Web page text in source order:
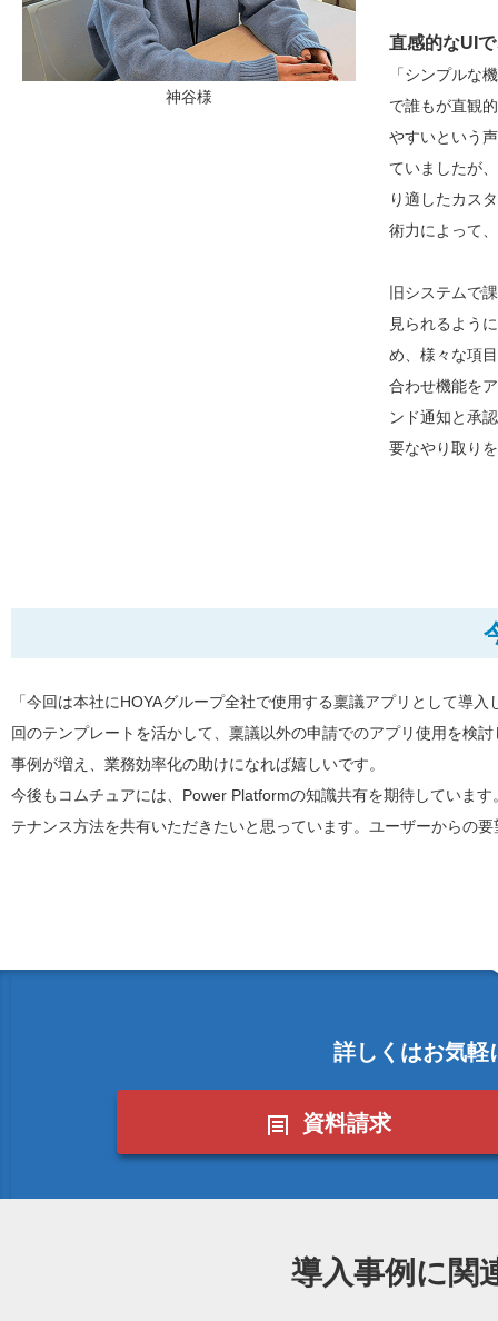
神谷様
直感的なUI
「シンプルな
で誰もが直観
やすいという
ていましたが
り適したカス
術力によって
旧システムで
見られるよう
め、様々な項
合わせ機能を
ンド通知と承
要なやり取り
「今回は本社にHOYAグループ全社で使用する稟議アプリとして導
回のテンプレートを活かして、稟議以外の申請でのアプリ使用を検
事例が増え、業務効率化の助けになれば嬉しいです。
今後もコムチュアには、Power Platformの知識共有を期待していま
テナンス方法を共有いただきたいと思っています。ユーザーからの
詳しくはお気軽
資料請求
導入事例に関